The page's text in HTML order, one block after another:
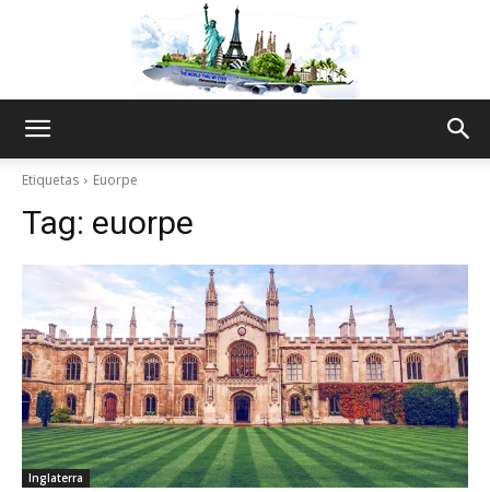
Thru
My
Etiquetas Euorpe
Tag: euorpe
Inglaterra